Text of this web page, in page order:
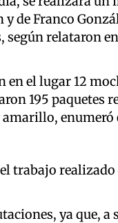
y de Franco
relataron
el lugar 12
195 paquetes
enumeró
trabajo
ya que, a